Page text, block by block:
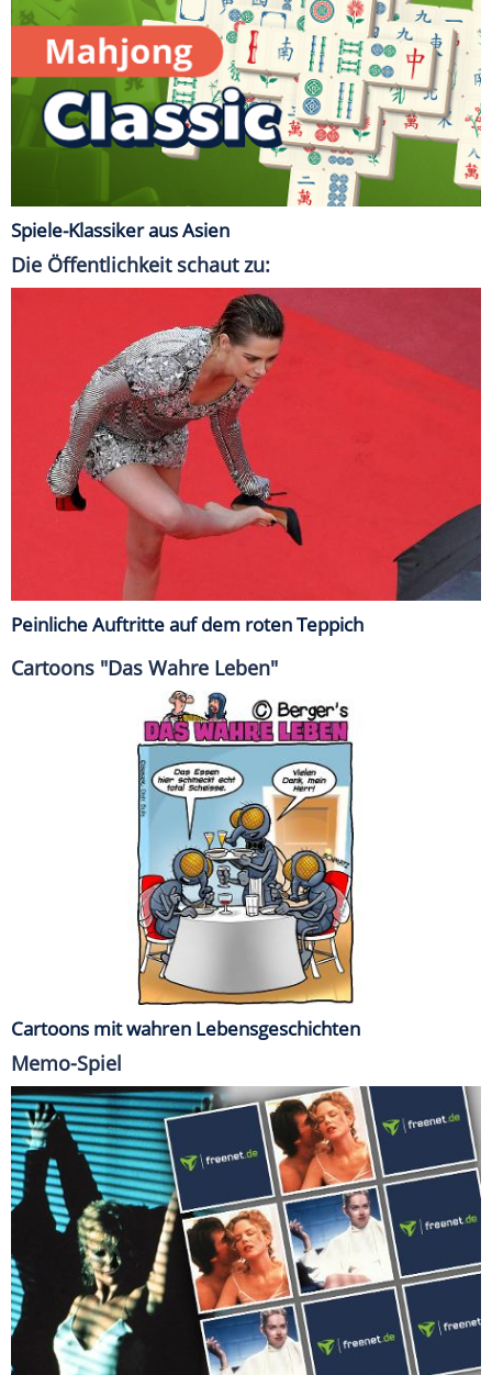
Spiele-Klassiker aus Asien
Die Öffentlichkeit schaut zu:
Peinliche Auftritte auf dem roten Teppich
Cartoons "Das Wahre Leben"
Cartoons mit wahren Lebensgeschichten
Memo-Spiel